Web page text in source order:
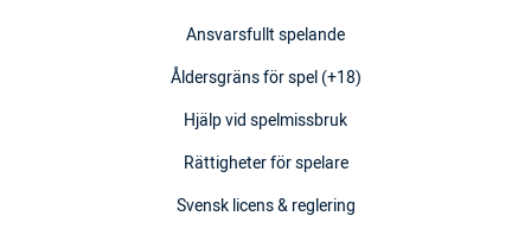
Ansvarsfullt spelande
Åldersgräns för spel (+18)
Hjälp vid spelmissbruk
Rättigheter för spelare
Svensk licens & reglering